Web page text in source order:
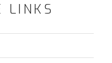
LINKS